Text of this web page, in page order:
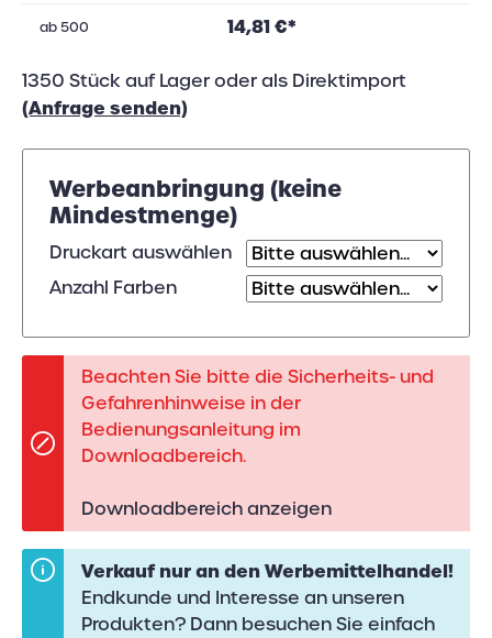
ab500 14,81 €*
1350 Stück auf Lager oder als Direktimport
(Anfrage senden)
Werbeanbringung (keine
Mindestmenge)
Druckart auswählen
Anzahl Farben
Beachten Sie bitte die Sicherheits- und
Gefahrenhinweise in der
Bedienungsanleitung im
Downloadbereich.
Downloadbereich anzeigen
Verkauf nur an den Werbemittelhandel!
Endkunde und Interesse an unseren
Produkten? Dann besuchen Sie einfach